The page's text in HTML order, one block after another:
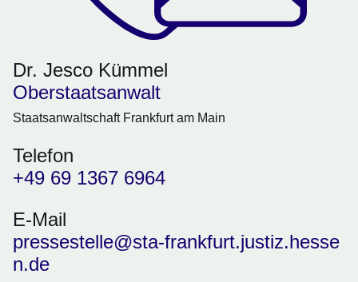
Dr. Jesco Kümmel
Oberstaatsanwalt
Staatsanwaltschaft Frankfurt am Main
Telefon
+49 69 1367 6964
E-Mail
pressestelle@sta-frankfurt.justiz.hesse
n.de